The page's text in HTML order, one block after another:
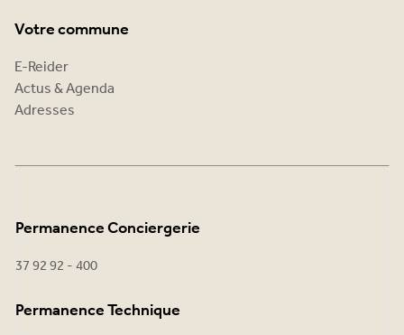
Votre commune
E-Reider
Actus & Agenda
Adresses
Permanence Conciergerie
37 92 92 - 400
Permanence Technique